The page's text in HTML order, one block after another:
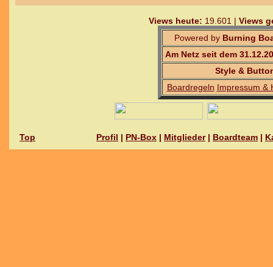
Views heute: 19.601 | Views
Powered by Burning
Am Netz seit dem
Style &
Boardregeln Impressum &
Top Profil | PN-Box | Mitglieder| Boardteam |